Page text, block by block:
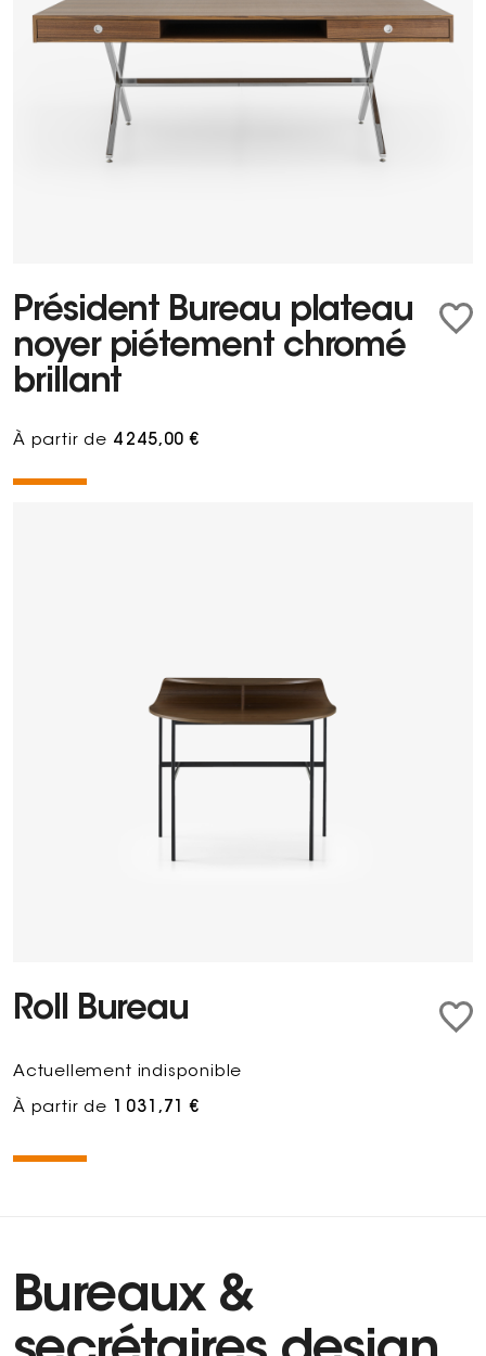
Président Bureau plateau
noyer piétement chromé
brillant
À partir de 4 245,00 €
Roll Bureau
Actuellement indisponible
À partir de 1 031,71 €
Bureaux &